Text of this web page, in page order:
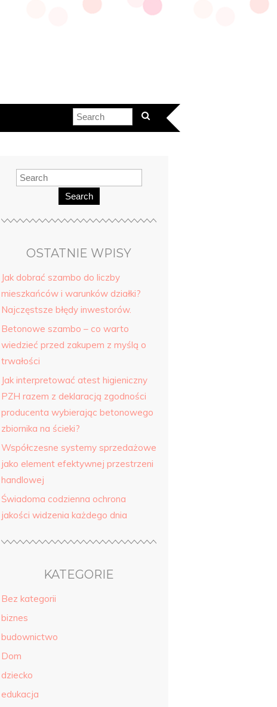
Search
OSTATNIE WPISY
Jak dobrać szambo do liczby
mieszkańców i warunków działki?
Najczęstsze błędy inwestorów.
Betonowe szambo – co warto
wiedzieć przed zakupem z myślą o
trwałości
Jak interpretować atest higieniczny
PZH razem z deklaracją zgodności
producenta wybierając betonowego
zbiornika na ścieki?
Współczesne systemy sprzedażowe
jako element efektywnej przestrzeni
handlowej
Świadoma codzienna ochrona
jakości widzenia każdego dnia
KATEGORIE
Bez kategorii
biznes
budownictwo
Dom
dziecko
edukacja